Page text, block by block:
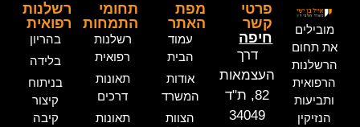
מובילים
את תחום
הרשלנות
הרפואית
ותביעות
הנזיקין
מפת
האתר
עמוד
הבית
אודות
המשרד
הצוות
תחומי
התמחות
רשלנות
רפואית
תאונות
דרכים
תאונות
רשלנות
רפואית
בהריון
בלידה
בניתוח
קיצור
קיבה
פרטי
קשר
חיפה
דרך
העצמאות
82, ת"ד
34049